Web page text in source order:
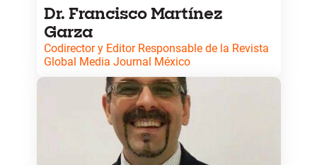
Dr. Francisco Martínez
Garza
Codirector y Editor Responsable de la Revista
Global Media Journal México
Profesor del Posgrado en la Facultad de Trabajo
Social y Desarrollo Humano, así como Coordinador
General del Posgrado e Investigación de la Facultad
de Ciencias de la Comunicación en la Universidad
Autónoma de Nuevo León. Además, ocupa el cargo
de Codirector y Editor Responsable de la Revista
Global Media Journal México, en colaboración con